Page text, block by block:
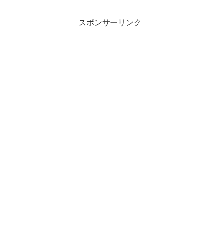
スポンサーリンク